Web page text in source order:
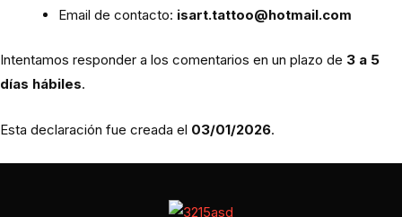
Email de contacto: isart.tattoo@hotmail.com
Intentamos responder a los comentarios en un plazo de 3 a 5
días hábiles.
Esta declaración fue creada el 03/01/2026.